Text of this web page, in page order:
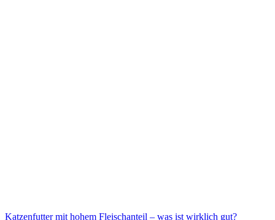
Katzenfutter mit hohem Fleischanteil – was ist wirklich gut?